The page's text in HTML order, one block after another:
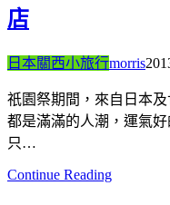
店
日本關西小旅行morris
祇園祭期間，來自日本
都是滿滿的人潮，運氣
只…
Continue Reading